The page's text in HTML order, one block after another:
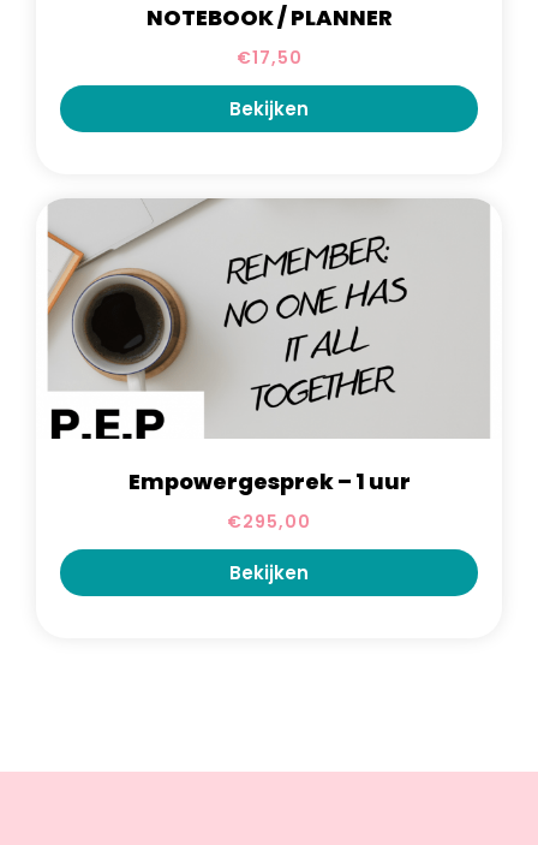
NOTEBOOK / PLANNER
€17,50
Bekijken
Empowergesprek – 1 uur
€295,00
Bekijken